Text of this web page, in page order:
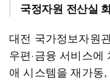
국정자원 전산실
대전 국가정보자원
우편·금융 서비스
애 시스템을 재가동